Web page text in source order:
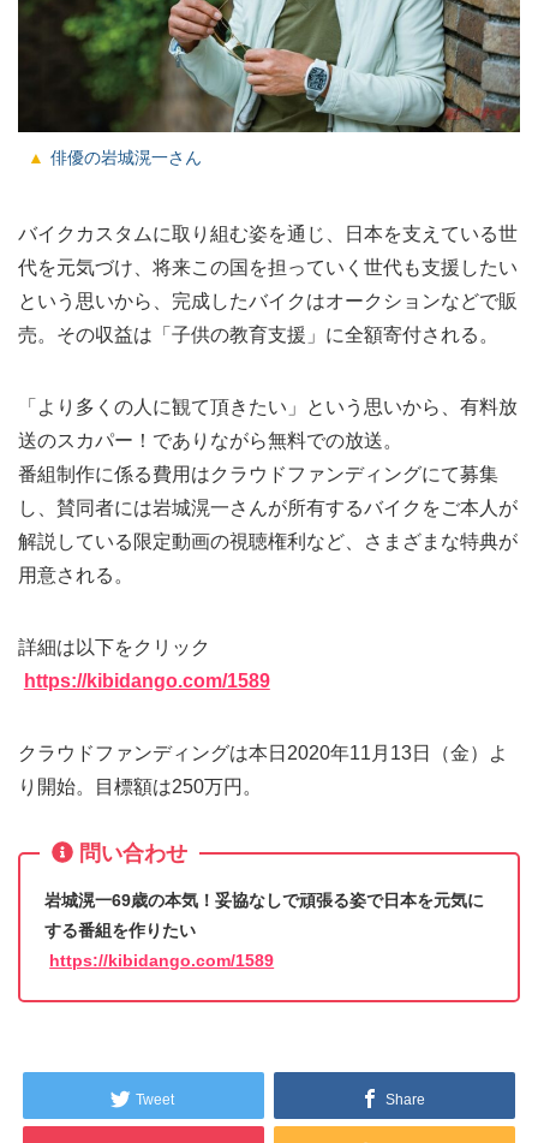
俳優の岩城滉一さん
バイクカスタムに取り組む姿を通じ、日本を支えている世
代を元気づけ、将来この国を担っていく世代も支援したい
という思いから、完成したバイクはオークションなどで販
売。その収益は「子供の教育支援」に全額寄付される。
「より多くの人に観て頂きたい」という思いから、有料放
送のスカパー！でありながら無料での放送。
番組制作に係る費用はクラウドファンディングにて募集
し、賛同者には岩城滉一さんが所有するバイクをご本人が
解説している限定動画の視聴権利など、さまざまな特典が
用意される。
詳細は以下をクリック
https://kibidango.com/1589
クラウドファンディングは本日2020年11月13日（金）よ
り開始。目標額は250万円。
問い合わせ
岩城滉一69歳の本気！妥協なしで頑張る姿で日本を元気に
する番組を作りたい
https://kibidango.com/1589
Tweet Share